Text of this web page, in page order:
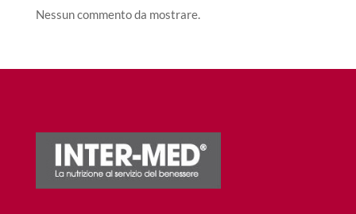
Nessun commento da mostrare.